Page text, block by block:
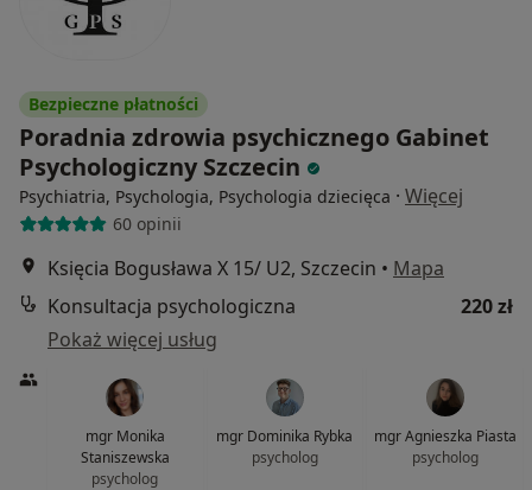
Bezpieczne płatności
Poradnia zdrowia psychicznego Gabinet
Psychologiczny Szczecin
Psychiatria, Psychologia, Psychologia dziecięca · Więcej
60 opinii
Księcia Bogusława X 15/ U2, Szczecin • Mapa
Konsultacja psychologiczna
220 zł
Pokaż więcej usług
mgr Monika
Staniszewska
psycholog
mgr Dominika Rybka
psycholog
mgr Agnieszka Piasta
psycholog